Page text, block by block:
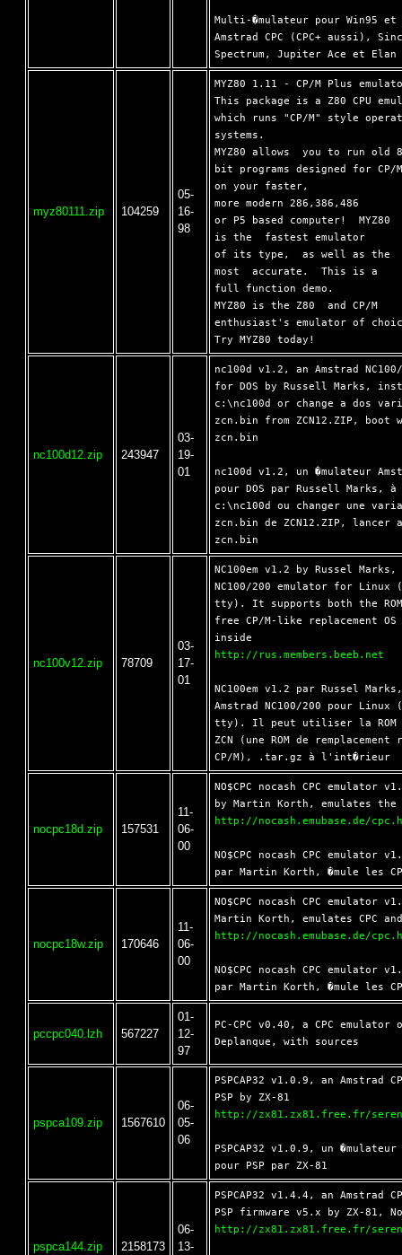
Multi-�mulateur pour Win95
Amstrad CPC (CPC+ aussi),
myz80111.zip 104259
05-
16-
98
MYZ80 1.11 - CP/M Plus
This package is a Z80 CPU
which runs "CP/M" style
systems.
MYZ80 allows  you to run old
bit programs designed for CP/
on your faster,
more modern 286,386,486
or P5 based computer!  MYZ80
is the  fastest emulator
of its type,  as well as the
most  accurate.  This is a
full function demo.
MYZ80 is the Z80  and CP/M
enthusiast's emulator of
nc100d12.zip 243947
03-
19-
01
nc100d v1.2, an Amstrad
for DOS by Russell Marks,
c:\nc100d or change a dos
zcn.bin from ZCN12.ZIP, boot
zcn.bin
nc100d v1.2, un �mulateur
pour DOS par Russell Marks,
c:\nc100d ou changer une
zcn.bin de ZCN12.ZIP, lancer
nc100v12.zip 78709
03-
17-
01
NC100em v1.2 by Russel Marks,
NC100/200 emulator for
tty). It supports both the
free CP/M-like replacement
http://rus.members.beeb.net
NC100em v1.2 par Russel
Amstrad NC100/200 pour
tty). Il peut utiliser la ROM
ZCN (une ROM de remplacement
nocpc18d.zip 157531
11-
06-
00
NO$CPC nocash CPC emulator
http://nocash.emubase.de/
NO$CPC nocash CPC emulator
nocpc18w.zip 170646
11-
06-
00
NO$CPC nocash CPC emulator
http://nocash.emubase.de/
NO$CPC nocash CPC emulator
pccpc040.lzh 567227
01-
12-
97
PC-CPC v0.40, a CPC emulator
pspca109.zip 1567610
06-
05-
06
PSPCAP32 v1.0.9, an Amstrad
http://zx81.zx81.free.fr/
PSPCAP32 v1.0.9, un �mulateur
pspca144.zip 2158173
06-
13-
PSPCAP32 v1.4.4, an Amstrad
http://zx81.zx81.free.fr/